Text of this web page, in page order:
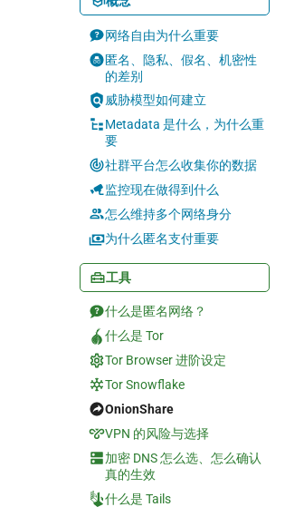
网络自由为什么重要
匿名、隐私、假名、机密性
的差别
威胁模型如何建立
Metadata 是什么，为什么重
要
社群平台怎么收集你的数据
监控现在做得到什么
怎么维持多个网络身分
为什么匿名支付重要
工具
什么是匿名网络？
什么是 Tor
Tor Browser 进阶设定
Tor Snowflake
OnionShare
VPN 的风险与选择
加密 DNS 怎么选、怎么确认
真的生效
什么是 Tails